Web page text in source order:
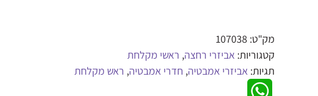
מק"ט: 107038
קטגוריות: אביזרי רחצה, ראשי מקלחת
תגיות: אביזרי אמבטיה, חדרי אמבטיה, ראש מקלחת